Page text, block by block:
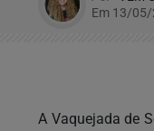
Em 13/
A Vaquejada de